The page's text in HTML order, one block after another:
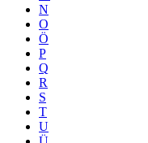
N
O
Ö
P
Q
R
S
T
U